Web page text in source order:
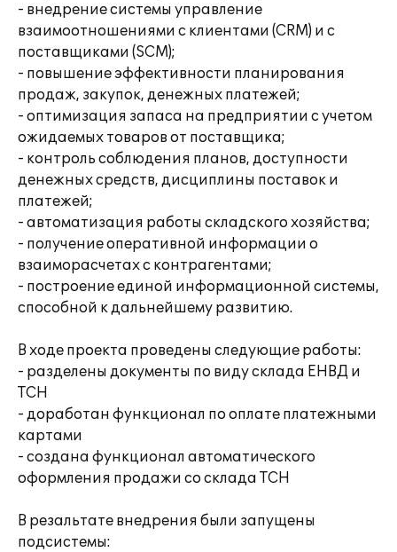
- внедрение системы управление
взаимоотношениями с клиентами (CRM) и с
поставщиками (SCM);
- повышение эффективности планирования
продаж, закупок, денежных платежей;
- оптимизация запаса на предприятии с учетом
ожидаемых товаров от поставщика;
- контроль соблюдения планов, доступности
денежных средств, дисциплины поставок и
платежей;
- автоматизация работы складского хозяйства;
- получение оперативной информации о
взаиморасчетах с контрагентами;
- построение единой информационной системы,
способной к дальнейшему развитию.
В ходе проекта проведены следующие работы:
- разделены документы по виду склада ЕНВД и
ТСН
- доработан функционал по оплате платежными
картами
- создана функционал автоматического
оформления продажи со склада ТСН
В резальтате внедрения были запущены
подсистемы: